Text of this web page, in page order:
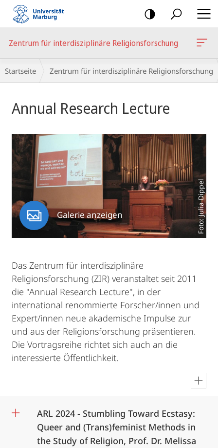
Mobile-
Navigation
Zentrum für interdisziplinäre Religionsforschung
Breadcrumb-
Navigation
Startseite Zentrum für interdisziplinäre Religionsforschung
Annual Research Lecture
Foto: Julia Dippel
Galerie anzeigen
Das Zentrum für interdisziplinäre
Religionsforschung (ZIR) veranstaltet seit 2011
die "Annual Research Lecture", in der
international renommierte Forscher/innen und
Expert/innen neue akademische Impulse zur
und aus der Religionsforschung präsentieren.
Die Vortragsreihe richtet sich auch an die
interessierte Öffentlichkeit.
ARL 2024 - Stumbling Toward Ecstasy:
Queer and (Trans)feminist Methods in
the Study of Religion, Prof. Dr. Melissa